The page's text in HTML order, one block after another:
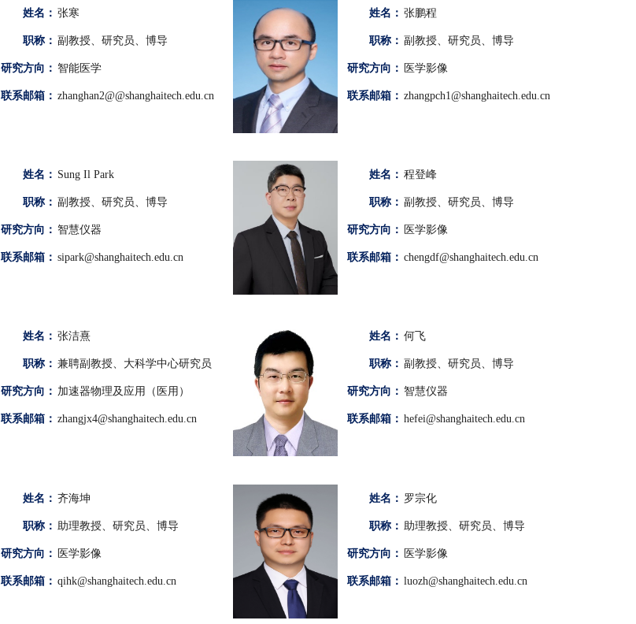
姓名： 张寒
职称： 副教授、研究员、博导
研究方向： 智能医学
联系邮箱： zhanghan2@@shanghaitech.edu.cn
姓名： 张鹏程
职称： 副教授、研究员、博导
研究方向： 医学影像
联系邮箱： zhangpch1@shanghaitech.edu.cn
姓名： Sung Il Park
职称： 副教授、研究员、博导
研究方向： 智慧仪器
联系邮箱： sipark@shanghaitech.edu.cn
姓名： 程登峰
职称： 副教授、研究员、博导
研究方向： 医学影像
联系邮箱： chengdf@shanghaitech.edu.cn
姓名： 张洁熹
职称： 兼聘副教授、大科学中心研究员
研究方向： 加速器物理及应用（医用）
联系邮箱： zhangjx4@shanghaitech.edu.cn
姓名： 何飞
职称： 副教授、研究员、博导
研究方向： 智慧仪器
联系邮箱： hefei@shanghaitech.edu.cn
姓名： 齐海坤
职称： 助理教授、研究员、博导
研究方向： 医学影像
联系邮箱： qihk@shanghaitech.edu.cn
姓名： 罗宗化
职称： 助理教授、研究员、博导
研究方向： 医学影像
联系邮箱： luozh@shanghaitech.edu.cn